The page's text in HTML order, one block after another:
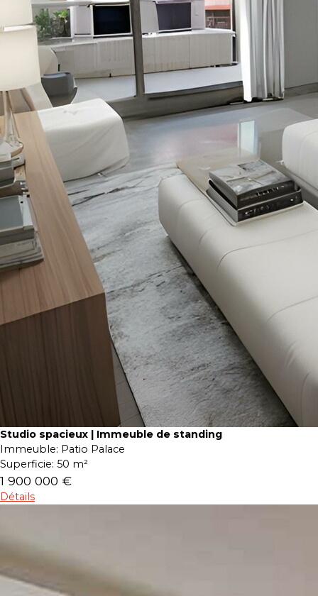
Studio spacieux | Immeuble de standing
Immeuble: Patio Palace
Superficie: 50 m²
1 900 000 €
Détails